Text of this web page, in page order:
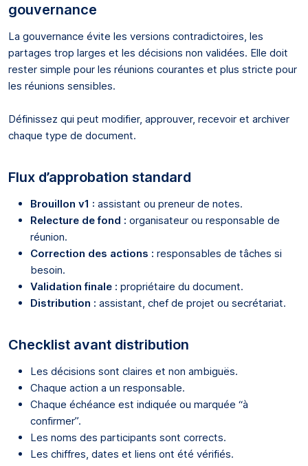
gouvernance
La gouvernance évite les versions contradictoires, les
partages trop larges et les décisions non validées. Elle doit
rester simple pour les réunions courantes et plus stricte pour
les réunions sensibles.
Définissez qui peut modifier, approuver, recevoir et archiver
chaque type de document.
Flux d’approbation standard
Brouillon v1 : assistant ou preneur de notes.
Relecture de fond : organisateur ou responsable de
réunion.
Correction des actions : responsables de tâches si
besoin.
Validation finale : propriétaire du document.
Distribution : assistant, chef de projet ou secrétariat.
Checklist avant distribution
Les décisions sont claires et non ambiguës.
Chaque action a un responsable.
Chaque échéance est indiquée ou marquée “à
confirmer”.
Les noms des participants sont corrects.
Les chiffres, dates et liens ont été vérifiés.